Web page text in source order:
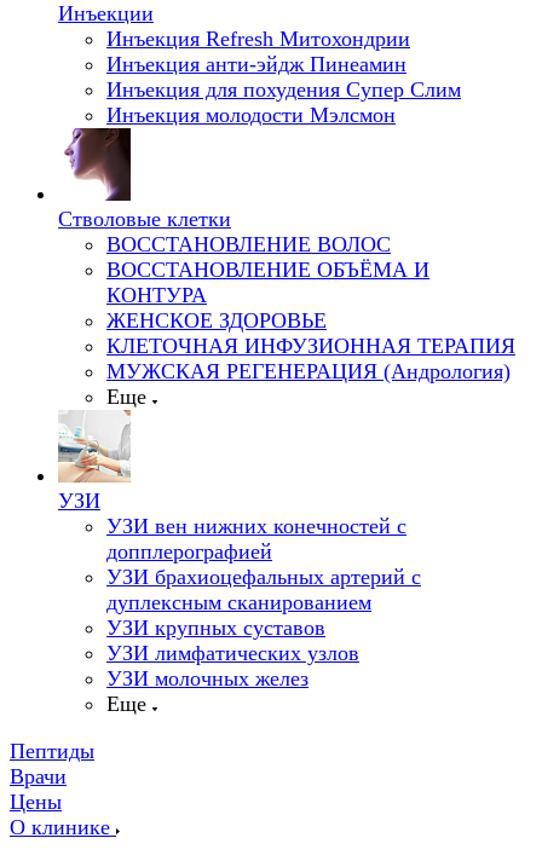
Инъекции
Инъекция Refresh Митохондрии
Инъекция анти-эйдж Пинеамин
Инъекция для похудения Супер Слим
Инъекция молодости Мэлсмон
Стволовые клетки
ВОССТАНОВЛЕНИЕ ВОЛОС
ВОССТАНОВЛЕНИЕ ОБЪЁМА И
КОНТУРА
ЖЕНСКОЕ ЗДОРОВЬЕ
КЛЕТОЧНАЯ ИНФУЗИОННАЯ ТЕРАПИЯ
МУЖСКАЯ РЕГЕНЕРАЦИЯ (Андрология)
Еще
УЗИ
УЗИ вен нижних конечностей с
допплерографией
УЗИ брахиоцефальных артерий с
дуплексным сканированием
УЗИ крупных суставов
УЗИ лимфатических узлов
УЗИ молочных желез
Еще
Пептиды
Врачи
Цены
О клинике